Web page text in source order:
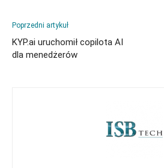
Poprzedni artykuł
KYP.ai uruchomił copilota AI
dla menedżerów